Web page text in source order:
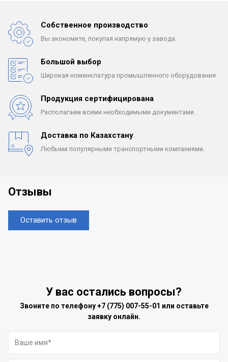
Собственное производство
Вы экономите, покупая напрямую у завода.
Большой выбор
Широкая номенклатура промышленного оборудования.
Продукция сертифицирована
Располагаем всеми необходимыми документами.
Доставка по Казахстану
Любыми популярными транспортными компаниями.
Отзывы
Оставить отзыв
У вас остались вопросы?
Звоните по телефону+7 (775) 007-55-01 или оставьте
заявку онлайн.